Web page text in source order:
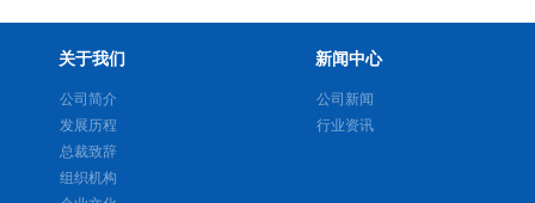
关于我们 新闻中心
公司简介
公司新闻
发展历程
行业资讯
总裁致辞
组织机构